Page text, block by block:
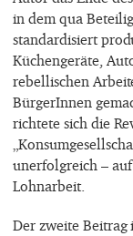
in dem qua
standardisiert
Küchengeräte,
rebellischen
BürgerInnen
richtete sich die
unerfolgreich –
Lohnarbeit.
Der zweite Beitrag